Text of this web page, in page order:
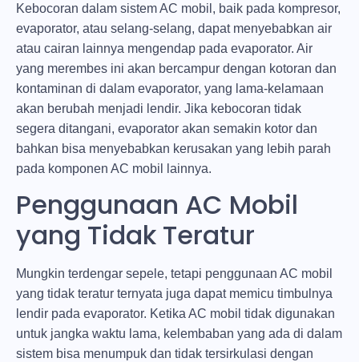
Kebocoran dalam sistem AC mobil, baik pada kompresor,
evaporator, atau selang-selang, dapat menyebabkan air
atau cairan lainnya mengendap pada evaporator. Air
yang merembes ini akan bercampur dengan kotoran dan
kontaminan di dalam evaporator, yang lama-kelamaan
akan berubah menjadi lendir. Jika kebocoran tidak
segera ditangani, evaporator akan semakin kotor dan
bahkan bisa menyebabkan kerusakan yang lebih parah
pada komponen AC mobil lainnya.
Penggunaan AC Mobil
yang Tidak Teratur
Mungkin terdengar sepele, tetapi penggunaan AC mobil
yang tidak teratur ternyata juga dapat memicu timbulnya
lendir pada evaporator. Ketika AC mobil tidak digunakan
untuk jangka waktu lama, kelembaban yang ada di dalam
sistem bisa menumpuk dan tidak tersirkulasi dengan